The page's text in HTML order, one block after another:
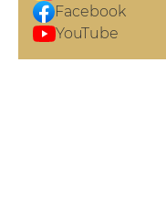
Facebook
YouTube